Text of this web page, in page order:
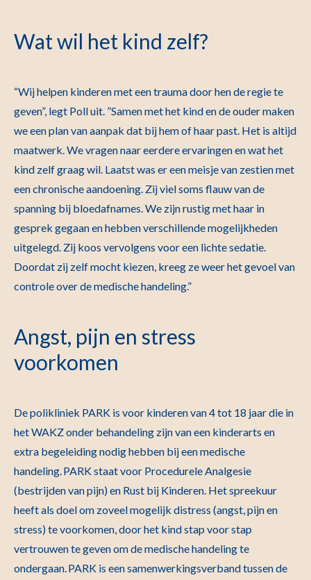
Wat wil het kind zelf?
“Wij helpen kinderen met een trauma door hen de regie te
geven”, legt Poll uit. ”Samen met het kind en de ouder maken
we een plan van aanpak dat bij hem of haar past. Het is altijd
maatwerk. We vragen naar eerdere ervaringen en wat het
kind zelf graag wil. Laatst was er een meisje van zestien met
een chronische aandoening. Zij viel soms flauw van de
spanning bij bloedafnames. We zijn rustig met haar in
gesprek gegaan en hebben verschillende mogelijkheden
uitgelegd. Zij koos vervolgens voor een lichte sedatie.
Doordat zij zelf mocht kiezen, kreeg ze weer het gevoel van
controle over de medische handeling.”
Angst, pijn en stress
voorkomen
De polikliniek PARK is voor kinderen van 4 tot 18 jaar die in
het WAKZ onder behandeling zijn van een kinderarts en
extra begeleiding nodig hebben bij een medische
handeling. PARK staat voor Procedurele Analgesie
(bestrijden van pijn) en Rust bij Kinderen. Het spreekuur
heeft als doel om zoveel mogelijk distress (angst, pijn en
stress) te voorkomen, door het kind stap voor stap
vertrouwen te geven om de medische handeling te
ondergaan. PARK is een samenwerkingsverband tussen de